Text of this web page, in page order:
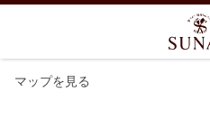
マップを見る